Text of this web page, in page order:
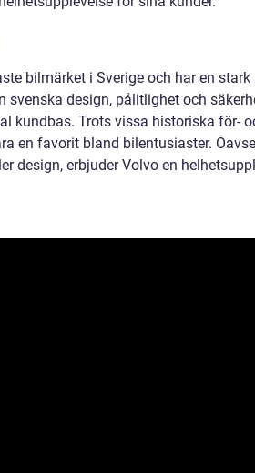
bilmärket i Sverige och har en stark
svenska design, pålitlighet och
kundbas. Trots vissa historiska för-
en favorit bland bilentusiaster.
design, erbjuder Volvo en